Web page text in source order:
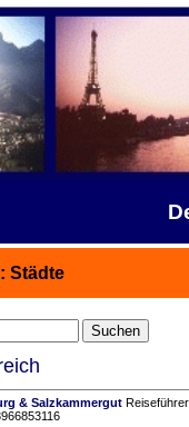
Städte
& SalzkammergutReiseführer